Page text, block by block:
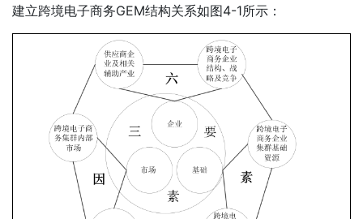
建立跨境电子商务GEM结构关系如图4-1所示：